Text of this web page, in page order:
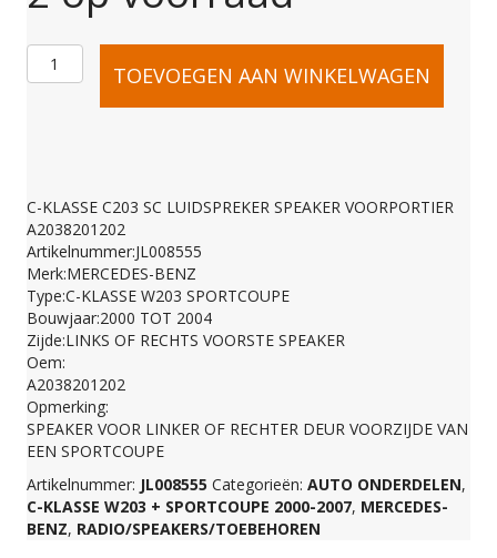
C-
C203
SC
LUIDSPREKER
SPEAKER
VOORPORTIER
A2038201202
TOEVOEGEN AAN WINKELWAGEN
C-KLASSE C203 SC LUIDSPREKER SPEAKER VOORPORTIER
A2038201202
Artikelnummer:JL008555
Merk:MERCEDES-BENZ
Type:C-KLASSE W203 SPORTCOUPE
Bouwjaar:2000 TOT 2004
Zijde:LINKS OF RECHTS VOORSTE SPEAKER
Oem:
A2038201202
Opmerking:
SPEAKER VOOR LINKER OF RECHTER DEUR VOORZIJDE VAN
EEN SPORTCOUPE
Artikelnummer: JL008555 Categorieën: AUTO ONDERDELEN,
C-KLASSE W203 + SPORTCOUPE 2000-2007, MERCEDES-
BENZ, RADIO/SPEAKERS/TOEBEHOREN